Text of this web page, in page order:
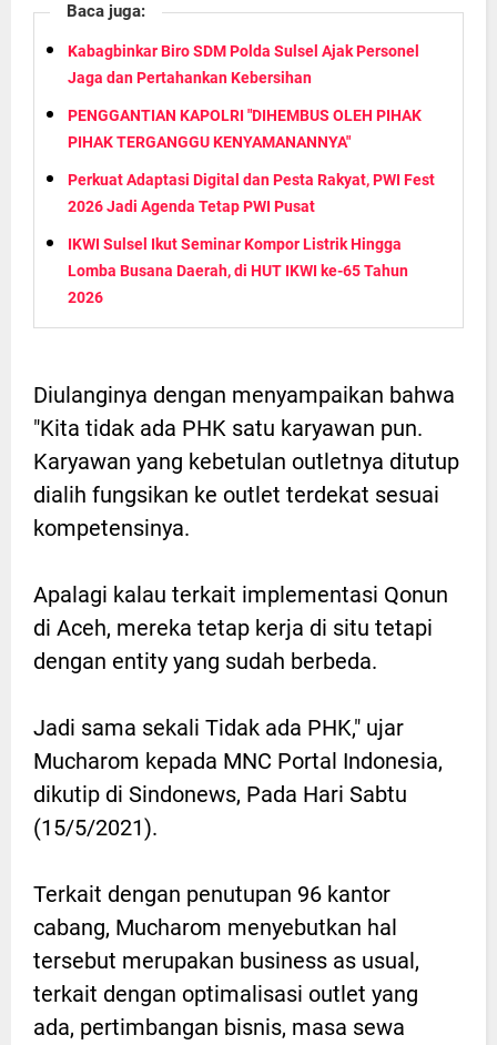
Baca juga:
Kabagbinkar Biro SDM Polda Sulsel Ajak Personel
Jaga dan Pertahankan Kebersihan
PENGGANTIAN KAPOLRI "DIHEMBUS OLEH PIHAK
PIHAK TERGANGGU KENYAMANANNYA"
Perkuat Adaptasi Digital dan Pesta Rakyat, PWI Fest
2026 Jadi Agenda Tetap PWI Pusat
IKWI Sulsel Ikut Seminar Kompor Listrik Hingga
Lomba Busana Daerah, di HUT IKWI ke-65 Tahun
2026
Diulanginya dengan menyampaikan bahwa
"Kita tidak ada PHK satu karyawan pun.
Karyawan yang kebetulan outletnya ditutup
dialih fungsikan ke outlet terdekat sesuai
kompetensinya.
Apalagi kalau terkait implementasi Qonun
di Aceh, mereka tetap kerja di situ tetapi
dengan entity yang sudah berbeda.
Jadi sama sekali Tidak ada PHK," ujar
Mucharom kepada MNC Portal Indonesia,
dikutip di Sindonews, Pada Hari Sabtu
(15/5/2021).
Terkait dengan penutupan 96 kantor
cabang, Mucharom menyebutkan hal
tersebut merupakan business as usual,
terkait dengan optimalisasi outlet yang
ada, pertimbangan bisnis, masa sewa